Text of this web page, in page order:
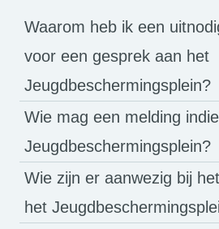
Waarom heb ik een
voor een gesprek aan het
Jeugdbeschermingsplein?
Wie mag een melding
Jeugdbeschermingsplein?
Wie zijn er aanwezig bij
het